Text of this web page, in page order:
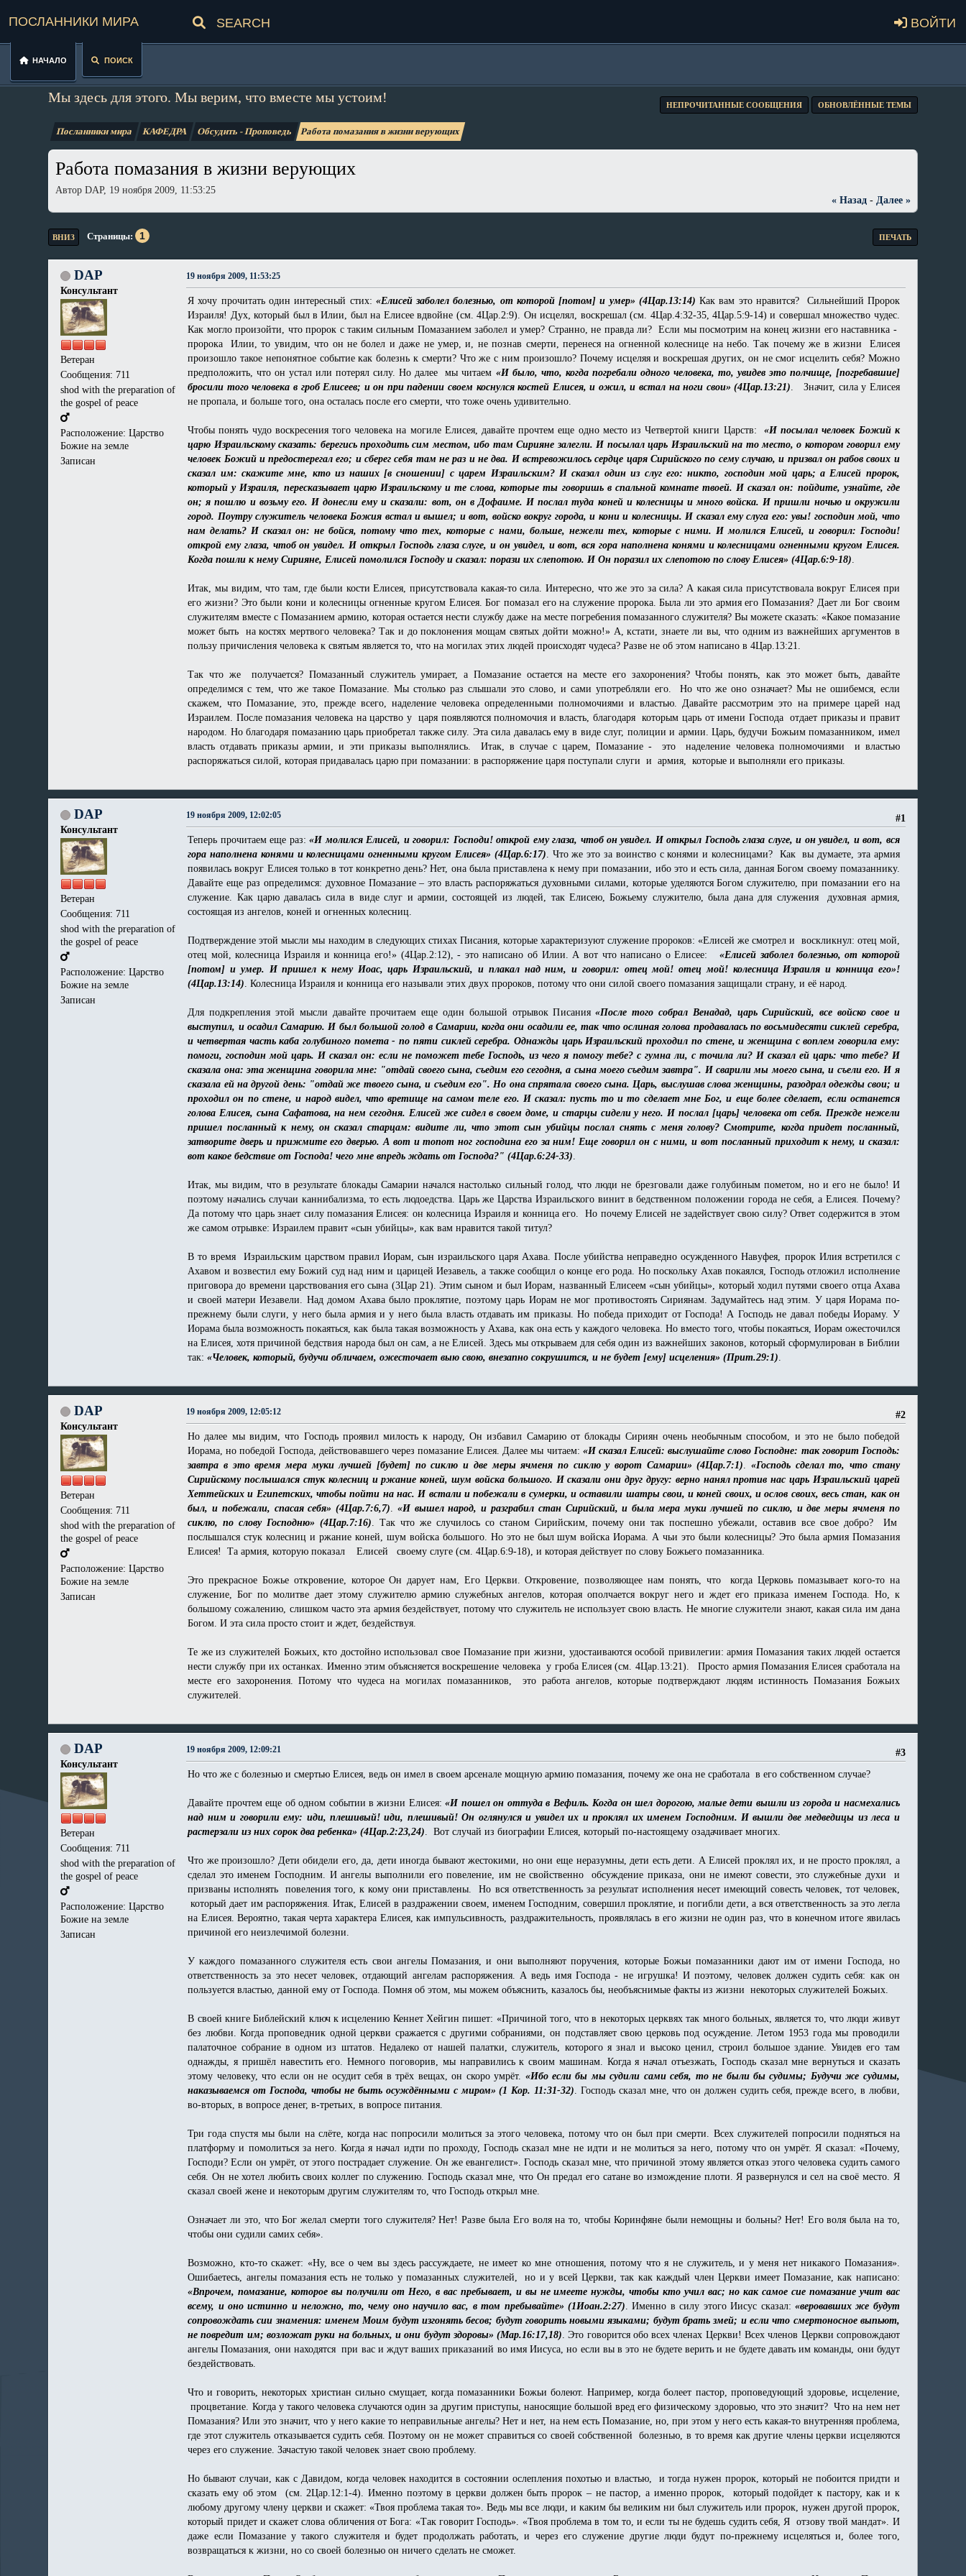
Посланники мира Войти
Начало Поиск
Мы здесь для этого. Мы верим, что вместе мы устоим! НЕПРОЧИТАННЫЕ СООБЩЕНИЯ ОБНОВЛЁННЫЕ ТЕМЫ
Посланники мира КАФЕДРА Обсудить - Проповедь Работа помазания в жизни верующих
Работа помазания в жизни верующих
Автор DAP, 19 ноября 2009, 11:53:25
« Назад- Далее »
ПЕЧАТЬ
ВНИЗ Страницы 1
DAP
Консультант
Ветеран
Сообщения: 711
shod with the preparation of
the gospel of peace
Расположение: Царство
Божие на земле
Записан
19 ноября 2009, 11:53:25
Я хочу прочитать один интересный стих: «Елисей заболел болезнью, от которой [потом] и умер» (4Цар.13:14) Как вам это нравится? Сильнейший Пророк
Израиля! Дух, который был в Илии, был на Елисее вдвойне (см. 4Цар.2:9). Он исцелял, воскрешал (см. 4Цар.4:32-35, 4Цар.5:9-14) и совершал множество чудес.
Как могло произойти, что пророк с таким сильным Помазанием заболел и умер? Странно, не правда ли? Если мы посмотрим на конец жизни его наставника -
пророка Илии, то увидим, что он не болел и даже не умер, и, не познав смерти, перенеся на огненной колеснице на небо. Так почему же в жизни Елисея
произошло такое непонятное событие как болезнь к смерти? Что же с ним произошло? Почему исцеляя и воскрешая других, он не смог исцелить себя? Можно
предположить, что он устал или потерял силу. Но далее мы читаем «И было, что, когда погребали одного человека, то, увидев это полчище, [погребавшие]
бросили того человека в гроб Елисеев; и он при падении своем коснулся костей Елисея, и ожил, и встал на ноги свои» (4Цар.13:21) . Значит, сила у Елисея
не пропала, и больше того, она осталась после его смерти, что тоже очень удивительно.
Чтобы понять чудо воскресения того человека на могиле Елисея, давайте прочтем еще одно место из Четвертой книги Царств: «И посылал человек Божий к
царю Израильскому сказать: берегись проходить сим местом, ибо там Сирияне залегли. И посылал царь Израильский на то место, о котором говорил ему
человек Божий и предостерегал его; и сберег себя там не раз и не два. И встревожилось сердце царя Сирийского по сему случаю, и призвал он рабов своих и
сказал им: скажите мне, кто из наших [в сношении] с царем Израильским? И сказал один из слуг его: никто, господин мой царь; а Елисей пророк,
который у Израиля, пересказывает царю Израильскому и те слова, которые ты говоришь в спальной комнате твоей. И сказал он: пойдите, узнайте, где
он; я пошлю и возьму его. И донесли ему и сказали: вот, он в Дофаиме. И послал туда коней и колесницы и много войска. И пришли ночью и окружили
город. Поутру служитель человека Божия встал и вышел; и вот, войско вокруг города, и кони и колесницы. И сказал ему слуга его: увы! господин мой, что
нам делать? И сказал он: не бойся, потому что тех, которые с нами, больше, нежели тех, которые с ними. И молился Елисей, и говорил: Господи!
открой ему глаза, чтоб он увидел. И открыл Господь глаза слуге, и он увидел, и вот, вся гора наполнена конями и колесницами огненными кругом Елисея.
Когда пошли к нему Сирияне, Елисей помолился Господу и сказал: порази их слепотою. И Он поразил их слепотою по слову Елисея» (4Цар.6:9-18)
Итак, мы видим, что там, где были кости Елисея, присутствовала какая-то сила. Интересно, что же это за сила? А какая сила присутствовала вокруг Елисея при
его жизни? Это были кони и колесницы огненные кругом Елисея. Бог помазал его на служение пророка. Была ли это армия его Помазания? Дает ли Бог своим
служителям вместе с Помазанием армию, которая остается нести службу даже на месте погребения помазанного служителя? Вы можете сказать: «Какое помазание
может быть на костях мертвого человека? Так и до поклонения мощам святых дойти можно!» А, кстати, знаете ли вы, что одним из важнейших аргументов в
пользу причисления человека к святым является то, что на могилах этих людей происходят чудеса? Разве не об этом написано в 4Цар.13:21.
Так что же получается? Помазанный служитель умирает, а Помазание остается на месте его захоронения? Чтобы понять, как это может быть, давайте
определимся с тем, что же такое Помазание. Мы столько раз слышали это слово, и сами употребляли его. Но что же оно означает? Мы не ошибемся, если
скажем, что Помазание, это, прежде всего, наделение человека определенными полномочиями и властью. Давайте рассмотрим это на примере царей над
Израилем. После помазания человека на царство у царя появляются полномочия и власть, благодаря которым царь от имени Господа отдает приказы и правит
народом. Но благодаря помазанию царь приобретал также силу. Эта сила давалась ему в виде слуг, полиции и армии. Царь, будучи Божьим помазанником, имел
власть отдавать приказы армии, и эти приказы выполнялись. Итак, в случае с царем, Помазание - это наделение человека полномочиями и властью
распоряжаться силой, которая придавалась царю при помазании: в распоряжение царя поступали слуги и армия, которые и выполняли его приказы.
DAP
Консультант
Ветеран
Сообщения: 711
shod with the preparation of
the gospel of peace
Расположение: Царство
Божие на земле
Записан
#1
19 ноября 2009, 12:02:05
Теперь прочитаем еще раз:«И молился Елисей, и говорил: Господи! открой ему глаза, чтоб он увидел. И открыл Господь глаза слуге, и он увидел, и вот, вся
гора наполнена конями и колесницами огненными кругом Елисея» (4Цар.6:17) . Что же это за воинство с конями и колесницами? Как вы думаете, эта армия
появилась вокруг Елисея только в тот конкретно день? Нет, она была приставлена к нему при помазании, ибо это и есть сила, данная Богом своему помазаннику.
Давайте еще раз определимся: духовное Помазание – это власть распоряжаться духовными силами, которые уделяются Богом служителю, при помазании его на
служение. Как царю давалась сила в виде слуг и армии, состоящей из людей, так Елисею, Божьему служителю, была дана для служения духовная армия,
состоящая из ангелов, коней и огненных колесниц.
Подтверждение этой мысли мы находим в следующих стихах Писания, которые характеризуют служение пророков: «Елисей же смотрел и воскликнул: отец мой,
отец мой, колесница Израиля и конница его!» (4Цар.2:12), - это написано об Илии. А вот что написано о Елисее:«Елисей заболел болезнью, от которой
[потом] и умер. И пришел к нему Иоас, царь Израильский, и плакал над ним, и говорил: отец мой! отец мой! колесница Израиля и конница его»!
(4Цар.13:14) . Колесница Израиля и конница его называли этих двух пророков, потому что они силой своего помазания защищали страну, и её народ.
Для подкрепления этой мысли давайте прочитаем еще один большой отрывок Писания«После того собрал Венадад, царь Сирийский, все войско свое и
выступил, и осадил Самарию. И был большой голод в Самарии, когда они осадили ее, так что ослиная голова продавалась по восьмидесяти сиклей серебра,
и четвертая часть каба голубиного помета - по пяти сиклей серебра. Однажды царь Израильский проходил по стене, и женщина с воплем говорила ему:
помоги, господин мой царь. И сказал он: если не поможет тебе Господь, из чего я помогу тебе? с гумна ли, с точила ли? И сказал ей царь: что тебе? И
сказала она: эта женщина говорила мне: "отдай своего сына, съедим его сегодня, а сына моего съедим завтра". И сварили мы моего сына, и съели его. И я
сказала ей на другой день: "отдай же твоего сына, и съедим его". Но она спрятала своего сына. Царь, выслушав слова женщины, разодрал одежды свои; и
проходил он по стене, и народ видел, что вретище на самом теле его. И сказал: пусть то и то сделает мне Бог, и еще более сделает, если останется
голова Елисея, сына Сафатова, на нем сегодня. Елисей же сидел в своем доме, и старцы сидели у него. И послал [царь] человека от себя. Прежде нежели
пришел посланный к нему, он сказал старцам: видите ли, что этот сын убийцы послал снять с меня голову? Смотрите, когда придет посланный,
затворите дверь и прижмите его дверью. А вот и топот ног господина его за ним! Еще говорил он с ними, и вот посланный приходит к нему, и сказал:
вот какое бедствие от Господа! чего мне впредь ждать от Господа?" (4Цар.6:24-33)
Итак, мы видим, что в результате блокады Самарии начался настолько сильный голод, что люди не брезговали даже голубиным пометом, но и его не было! И
поэтому начались случаи каннибализма, то есть людоедства. Царь же Царства Израильского винит в бедственном положении города не себя, а Елисея. Почему?
Да потому что царь знает силу помазания Елисея: он колесница Израиля и конница его. Но почему Елисей не задействует свою силу? Ответ содержится в этом
же самом отрывке: Израилем правит «сын убийцы», как вам нравится такой титул?
В то время Израильским царством правил Иорам, сын израильского царя Ахава. После убийства неправедно осужденного Навуфея, пророк Илия встретился с
Ахавом и возвестил ему Божий суд над ним и царицей Иезавель, а также сообщил о конце его рода. Но поскольку Ахав покаялся, Господь отложил исполнение
приговора до времени царствования его сына (3Цар 21). Этим сыном и был Иорам, названный Елисеем «сын убийцы», который ходил путями своего отца Ахава
и своей матери Иезавели. Над домом Ахава было проклятие, поэтому царь Иорам не мог противостоять Сириянам. Задумайтесь над этим. У царя Иорама по-
прежнему были слуги, у него была армия и у него была власть отдавать им приказы. Но победа приходит от Господа! А Господь не давал победы Иораму. У
Иорама была возможность покаяться, как была такая возможность у Ахава, как она есть у каждого человека. Но вместо того, чтобы покаяться, Иорам ожесточился
на Елисея, хотя причиной бедствия народа был он сам, а не Елисей. Здесь мы открываем для себя один из важнейших законов, который сформулирован в Библии
так:«Человек, который, будучи обличаем, ожесточает выю свою, внезапно сокрушится, и не будет [ему] исцеления» (Прит.29:1)
DAP
Консультант
Ветеран
Сообщения: 711
shod with the preparation of
the gospel of peace
Расположение: Царство
Божие на земле
Записан
#2
19 ноября 2009, 12:05:12
Но далее мы видим, что Господь проявил милость к народу, Он избавил Самарию от блокады Сириян очень необычным способом, и это не было победой
Иорама, но победой Господа, действовавшего через помазание Елисея. Далее мы читаем: «И сказал Елисей: выслушайте слово Господне: так говорит Господь:
завтра в это время мера муки лучшей [будет] по сиклю и две меры ячменя по сиклю у ворот Самарии» (4Цар.7:1) .«Господь сделал то, что стану
Сирийскому послышался стук колесниц и ржание коней, шум войска большого. И сказали они друг другу: верно нанял против нас царь Израильский царей
Хеттейских и Египетских, чтобы пойти на нас. И встали и побежали в сумерки, и оставили шатры свои, и коней своих, и ослов своих, весь стан, как он
был, и побежали, спасая себя» (4Цар.7:6,7)
«И вышел народ, и разграбил стан Сирийский, и была мера муки лучшей по сиклю, и две меры ячменя по
сиклю, по слову Господню» (4Цар.7:16) . Так что же случилось со станом Сирийским, почему они так поспешно убежали, оставив все свое добро? Им
послышался стук колесниц и ржание коней, шум войска большого. Но это не был шум войска Иорама. А чьи это были колесницы? Это была армия Помазания
Елисея! Та армия, которую показал Елисей своему слуге (см. 4Цар.6:9-18), и которая действует по слову Божьего помазанника.
Это прекрасное Божье откровение, которое Он дарует нам, Его Церкви. Откровение, позволяющее нам понять, что когда Церковь помазывает кого-то на
служение, Бог по молитве дает этому служителю армию служебных ангелов, которая ополчается вокруг него и ждет его приказа именем Господа. Но, к
большому сожалению, слишком часто эта армия бездействует, потому что служитель не использует свою власть. Не многие служители знают, какая сила им дана
Богом. И эта сила просто стоит и ждет, бездействуя.
Те же из служителей Божьих, кто достойно использовал свое Помазание при жизни, удостаиваются особой привилегии: армия Помазания таких людей остается
нести службу при их останках. Именно этим объясняется воскрешение человека у гроба Елисея (см. 4Цар.13:21). Просто армия Помазания Елисея сработала на
месте его захоронения. Потому что чудеса на могилах помазанников, это работа ангелов, которые подтверждают людям истинность Помазания Божьих
служителей.
DAP
Консультант
Ветеран
Сообщения: 711
shod with the preparation of
the gospel of peace
Расположение: Царство
Божие на земле
Записан
#3
19 ноября 2009, 12:09:21
Но что же с болезнью и смертью Елисея, ведь он имел в своем арсенале мощную армию помазания, почему же она не сработала в его собственном случае?
Давайте прочтем еще об одном событии в жизни Елисея:«И пошел он оттуда в Вефиль. Когда он шел дорогою, малые дети вышли из города и насмехались
над ним и говорили ему: иди, плешивый! иди, плешивый! Он оглянулся и увидел их и проклял их именем Господним. И вышли две медведицы из леса и
растерзали из них сорок два ребенка» (4Цар.2:23,24) . Вот случай из биографии Елисея, который по-настоящему озадачивает многих.
Что же произошло? Дети обидели его, да, дети иногда бывают жестокими, но они еще неразумны, дети есть дети. А Елисей проклял их, и не просто проклял, а
сделал это именем Господним. И ангелы выполнили его повеление, им не свойственно обсуждение приказа, они не имеют совести, это служебные духи и
призваны исполнять повеления того, к кому они приставлены. Но вся ответственность за результат исполнения несет имеющий совесть человек, тот человек,
который дает им распоряжения. Итак, Елисей в раздражении своем, именем Господним, совершил проклятие, и погибли дети, а вся ответственность за это легла
на Елисея. Вероятно, такая черта характера Елисея, как импульсивность, раздражительность, проявлялась в его жизни не один раз, что в конечном итоге явилась
причиной его неизлечимой болезни.
У каждого помазанного служителя есть свои ангелы Помазания, и они выполняют поручения, которые Божьи помазанники дают им от имени Господа, но
ответственность за это несет человек, отдающий ангелам распоряжения. А ведь имя Господа - не игрушка! И поэтому, человек должен судить себя: как он
пользуется властью, данной ему от Господа. Помня об этом, мы можем объяснить, казалось бы, необъяснимые факты из жизни некоторых служителей Божьих.
В своей книге Библейский ключ к исцелению Кеннет Хейгин пишет: «Причиной того, что в некоторых церквях так много больных, является то, что люди живут
без любви. Когда проповедник одной церкви сражается с другими собраниями, он подставляет свою церковь под осуждение. Летом 1953 года мы проводили
палаточное собрание в одном из штатов. Недалеко от нашей палатки, служитель, которого я знал и высоко ценил, строил большое здание. Увидев его там
однажды, я пришёл навестить его. Немного поговорив, мы направились к своим машинам. Когда я начал отъезжать, Господь сказал мне вернуться и сказать
этому человеку, что если он не осудит себя в трёх вещах, он скоро умрёт. «Ибо если бы мы судили сами себя, то не были бы судимы; Будучи же судимы,
наказываемся от Господа, чтобы не быть осуждёнными с миром» (1 Кор. 11:31-32) . Господь сказал мне, что он должен судить себя, прежде всего, в любви,
во-вторых, в вопросе денег, в-третьих, в вопросе питания.
Три года спустя мы были на слёте, когда нас попросили молиться за этого человека, потому что он был при смерти. Всех служителей попросили подняться на
платформу и помолиться за него. Когда я начал идти по проходу, Господь сказал мне не идти и не молиться за него, потому что он умрёт. Я сказал: «Почему,
Господи? Если он умрёт, от этого пострадает служение. Он же евангелист». Господь сказал мне, что причиной этому является отказ этого человека судить самого
себя. Он не хотел любить своих коллег по служению. Господь сказал мне, что Он предал его сатане во измождение плоти. Я развернулся и сел на своё место. Я
сказал своей жене и некоторым другим служителям то, что Господь открыл мне.
Означает ли это, что Бог желал смерти того служителя? Нет! Разве была Его воля на то, чтобы Коринфяне были немощны и больны? Нет! Его воля была на то,
чтобы они судили самих себя».
Возможно, кто-то скажет: «Ну, все о чем вы здесь рассуждаете, не имеет ко мне отношения, потому что я не служитель, и у меня нет никакого Помазания».
Ошибаетесь, ангелы помазания есть не только у помазанных служителей, но и у всей Церкви, так как каждый член Церкви имеет Помазание, как написано:
«Впрочем, помазание, которое вы получили от Него, в вас пребывает, и вы не имеете нужды, чтобы кто учил вас; но как самое сие помазание учит вас
всему, и оно истинно и неложно, то, чему оно научило вас, в том пребывайте» (1Иоан.2:27) . Именно в силу этого Иисус сказал: «веровавших же будут
сопровождать сии знамения: именем Моим будут изгонять бесов; будут говорить новыми языками; будут брать змей; и если что смертоносное выпьют,
не повредит им; возложат руки на больных, и они будут здоровы» (Мар.16:17,18) . Это говорится обо всех членах Церкви! Всех членов Церкви сопровождают
ангелы Помазания, они находятся при вас и ждут ваших приказаний во имя Иисуса, но если вы в это не будете верить и не будете давать им команды, они будут
бездействовать.
Что и говорить, некоторых христиан сильно смущает, когда помазанники Божьи болеют. Например, когда болеет пастор, проповедующий здоровье, исцеление,
процветание. Когда у такого человека случаются один за другим приступы, наносящие большой вред его физическому здоровью, что это значит? Что на нем нет
Помазания? Или это значит, что у него какие то неправильные ангелы? Нет и нет, на нем есть Помазание, но, при этом у него есть какая-то внутренняя проблема,
где этот служитель отказывается судить себя. Поэтому он не может справиться со своей собственной болезнью, в то время как другие члены церкви исцеляются
через его служение. Зачастую такой человек знает свою проблему.
Но бывают случаи, как с Давидом, когда человек находится в состоянии ослепления похотью и властью, и тогда нужен пророк, который не побоится придти и
сказать ему об этом (см. 2Цар.12:1-4). Именно поэтому в церкви должен быть пророк – не пастор, а именно пророк, который подойдет к пастору, как и к
любому другому члену церкви и скажет: «Твоя проблема такая то». Ведь мы все люди, и каким бы великим ни был служитель или пророк, нужен другой пророк,
который придет и скажет слова обличения от Бога: «Так говорит Господь». «Твоя проблема в том то, и если ты не будешь судить себя, Я отзову твой мандат». И
даже если Помазание у такого служителя и будет продолжать работать, и через его служение другие люди будут по-прежнему исцеляться и, более того,
возвращаться к жизни, но со своей болезнью он ничего сделать не сможет.